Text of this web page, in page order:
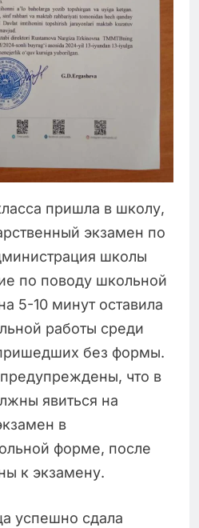
пришла в школу,
экзамен по
школы
по поводу школьной
5-10 минут оставила
работы среди
без формы.
что в
явиться на
в
форме, после
к экзамену.
успешно сдала